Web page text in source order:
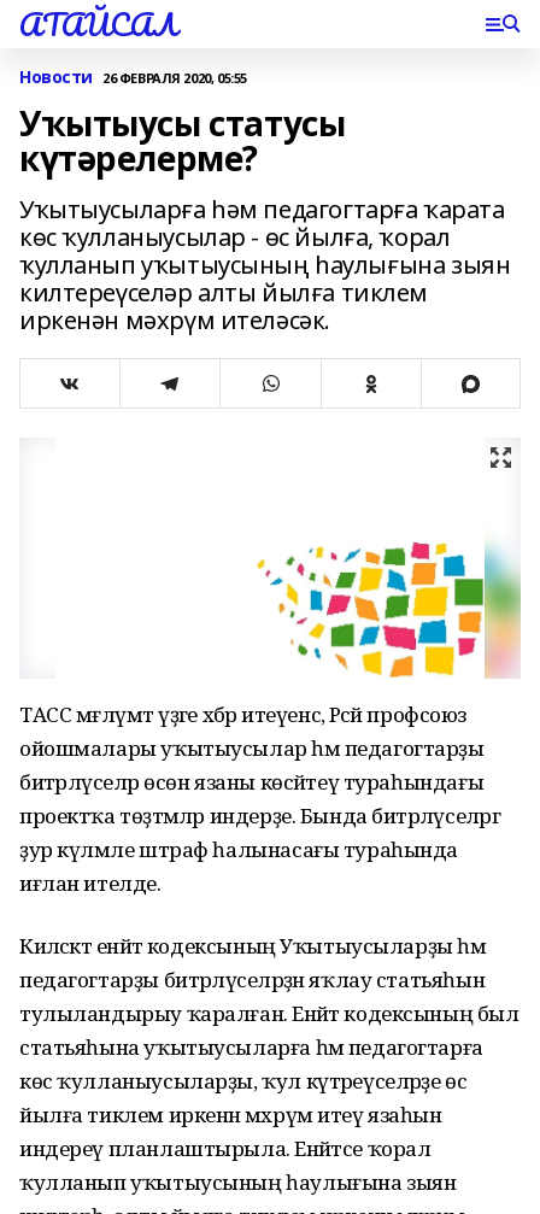
АТАЙСАЛ
Новости 26 ФЕВРАЛЯ 2020, 05:55
Уҡытыусы статусы
күтәрелерме?
Уҡытыусыларға һәм педагогтарға ҡарата
көс ҡулланыусылар - өс йылға, ҡорал
ҡулланып уҡытыусының һаулығына зыян
килтереүселәр алты йылға тиклем
иркенән мәхрүм ителәсәк.
ТАСС мәғлүмәт үҙәге хәбәр итеүенсә, Рәсәй профсоюз
ойошмалары уҡытыусылар һәм педагогтарҙы
битәрләүселәр өсөн язаны көсәйтеү тураһындағы
проектҡа төҙәтмәләр индерҙе. Бында битәрләүселәргә
ҙур күләмле штраф һалынасағы тураһында
иғлан ителде.
Киләсәктә енәйәт кодексының Уҡытыусыларҙы һәм
педагогтарҙы битәрләүселәрҙән яҡлау статьяһын
тулыландырыу ҡаралған. Енәйәт кодексының был
статьяһына уҡытыусыларға һәм педагогтарға
көс ҡулланыусыларҙы, ҡул күтәреүселәрҙе өс
йылға тиклем иркенән мәхрүм итеү язаһын
индереү планлаштырыла. Енәйәтсе ҡорал
ҡулланып уҡытыусының һаулығына зыян